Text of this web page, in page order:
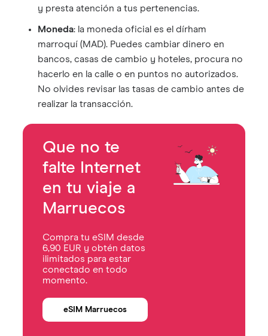
y presta atención a tus pertenencias.
Moneda: la moneda oficial es el dírham
marroquí (MAD). Puedes cambiar dinero en
bancos, casas de cambio y hoteles, procura no
hacerlo en la calle o en puntos no autorizados.
No olvides revisar las tasas de cambio antes de
realizar la transacción.
Que no te
falte Internet
en tu viaje a
Marruecos
Compra tu eSIM desde
6,90 EUR y obtén datos
ilimitados para estar
conectado en todo
momento.
eSIM Marruecos